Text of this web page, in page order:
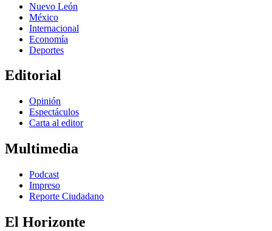
Nuevo León
México
Internacional
Economía
Deportes
Editorial
Opinión
Espectáculos
Carta al editor
Multimedia
Podcast
Impreso
Reporte Ciudadano
El Horizonte